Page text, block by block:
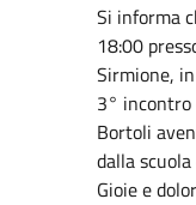
Si informa
18:00
Sirmione,
3° incontro
Bortoli
dalla
Gioie e